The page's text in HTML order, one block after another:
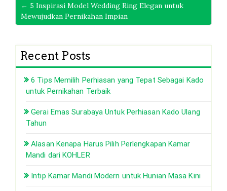
← 5 Inspirasi Model Wedding Ring Elegan untuk
Mewujudkan Pernikahan Impian
Recent Posts
6 Tips Memilih Perhiasan yang Tepat Sebagai Kado
untuk Pernikahan Terbaik
Gerai Emas Surabaya Untuk Perhiasan Kado Ulang
Tahun
Alasan Kenapa Harus Pilih Perlengkapan Kamar
Mandi dari KOHLER
Intip Kamar Mandi Modern untuk Hunian Masa Kini